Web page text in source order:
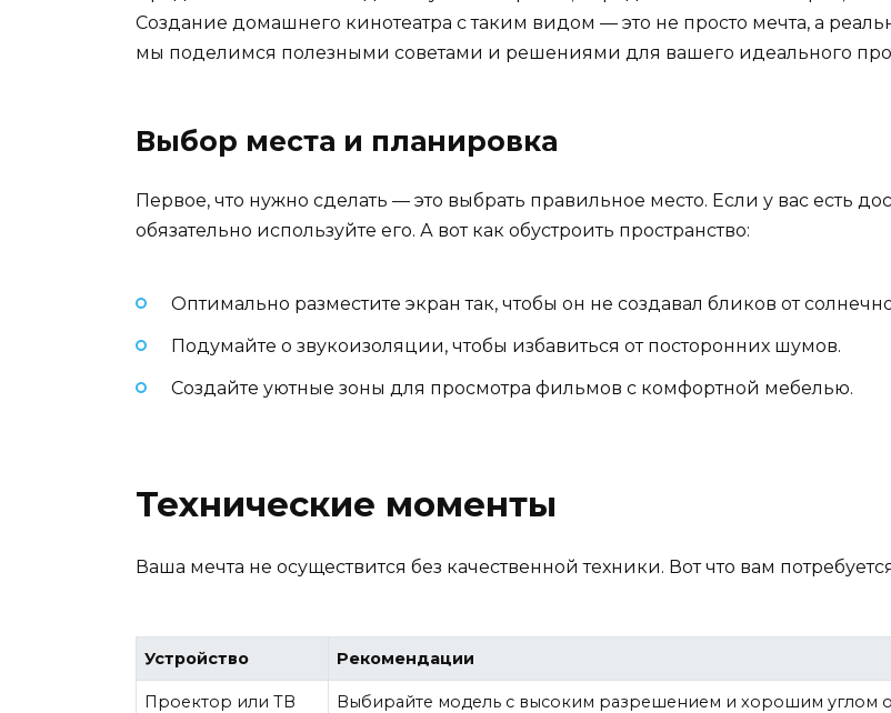
Создание домашнего кинотеатра с таким видом — это не просто мечта, а
мы поделимся полезными советами и решениями для вашего идеального
Выбор места и планировка
Первое, что нужно сделать — это выбрать правильное место. Если у вас есть
обязательно используйте его. А вот как обустроить пространство:
Оптимально разместите экран так, чтобы он не создавал бликов от
Подумайте о звукоизоляции, чтобы избавиться от посторонних шумов.
Создайте уютные зоны для просмотра фильмов с комфортной мебелью.
Технические моменты
Ваша мечта не осуществится без качественной техники. Вот что вам
Устройство Рекомендации
Проектор или ТВ Выбирайте модель с высоким разрешением и хорошим углом